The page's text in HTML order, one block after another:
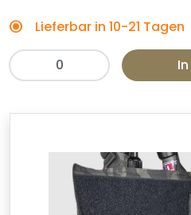
Lieferbar in 10-21 Tagen